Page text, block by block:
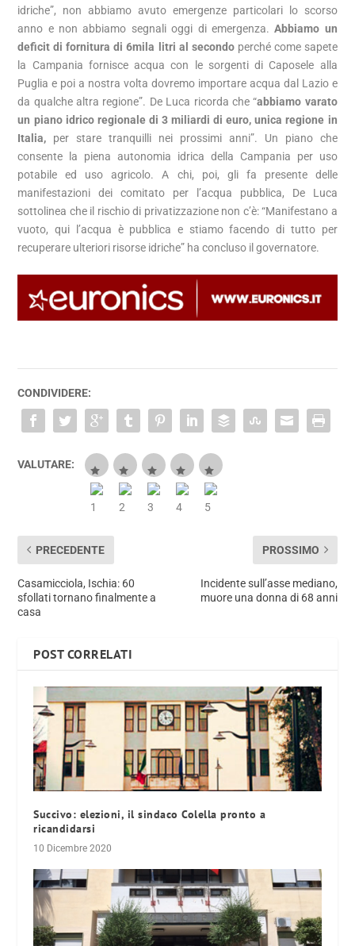
idriche”, non abbiamo avuto emergenze particolari lo scorso
anno e non abbiamo segnali oggi di emergenza.Abbiamo un
deficit di fornitura di 6mila litri al secondoperché come sapete
la Campania fornisce acqua con le sorgenti di Caposele alla
Puglia e poi a nostra volta dovremo importare acqua dal Lazio e
da qualche altra regione”. De Luca ricorda che “abbiamo varato
un piano idrico regionale di 3 miliardi di euro, unica regione in
Italia, per stare tranquilli nei prossimi anni”. Un piano che
consente la piena autonomia idrica della Campania per uso
potabile ed uso agricolo. A chi, poi, gli fa presente delle
manifestazioni dei comitato per l’acqua pubblica, De Luca
sottolinea che il rischio di privatizzazione non c’è: “Manifestano a
vuoto, qui l’acqua è pubblica e stiamo facendo di tutto per
recuperare ulteriori risorse idriche” ha concluso il governatore.
CONDIVIDERE:
VALUTARE:
PRECEDENTE
Casamicciola, Ischia: 60
sfollati tornano finalmente a
casa
PROSSIMO
Incidente sull’asse mediano,
muore una donna di 68 anni
POST CORRELATI
Succivo: elezioni, il sindaco Colella pronto a
ricandidarsi
10 Dicembre 2020